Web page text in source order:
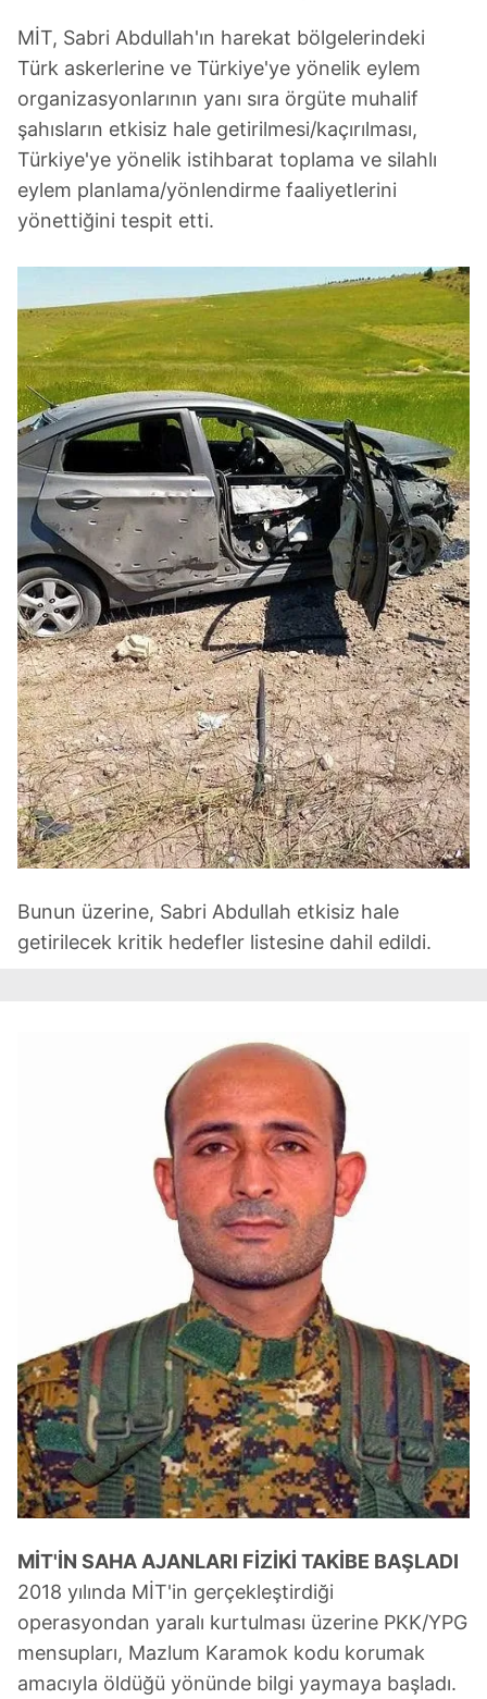
MİT, Sabri Abdullah'ın harekat bölgelerindeki
Türk askerlerine ve Türkiye'ye yönelik eylem
organizasyonlarının yanı sıra örgüte muhalif
şahısların etkisiz hale getirilmesi/kaçırılması,
Türkiye'ye yönelik istihbarat toplama ve silahlı
eylem planlama/yönlendirme faaliyetlerini
yönettiğini tespit etti.
Bunun üzerine, Sabri Abdullah etkisiz hale
getirilecek kritik hedefler listesine dahil edildi.
MİT'İN SAHA AJANLARI FİZİKİ TAKİBE BAŞLADI
2018 yılında MİT'in gerçekleştirdiği
operasyondan yaralı kurtulması üzerine PKK/YPG
mensupları, Mazlum Karamok kodu korumak
amacıyla öldüğü yönünde bilgi yaymaya başladı.